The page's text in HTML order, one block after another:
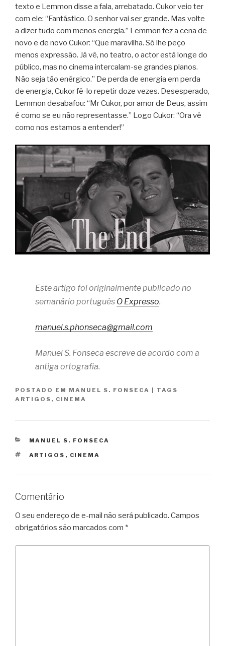
texto e Lemmon disse a fala, arrebatado. Cukor veio ter
com ele: “Fantástico. O senhor vai ser grande. Mas volte
a dizer tudo com menos energia.” Lemmon fez a cena de
novo e de novo Cukor: “Que maravilha. Só lhe peço
menos expressão. Já vê, no teatro, o actor está longe do
público, mas no cinema intercalam-se grandes planos.
Não seja tão enérgico.” De perda de energia em perda
de energia, Cukor fê-lo repetir doze vezes. Desesperado,
Lemmon desabafou: “Mr Cukor, por amor de Deus, assim
é como se eu não representasse.” Logo Cukor: “Ora vê
como nos estamos a entender!”
Este artigo foi originalmente publicado no
semanário português O Expresso.
manuel.s.phonseca@gmail.com
Manuel S. Fonseca escreve de acordo com a
antiga ortografia.
POSTADO EM MANUEL S. FONSECA
TAGS
ARTIGOS , CINEMA
CATEGORIAS
MANUEL S. FONSECA
TAGS
ARTIGOS , CINEMA
Comentário
O seu endereço de e-mail não será publicado. Campos
obrigatórios são marcados com *